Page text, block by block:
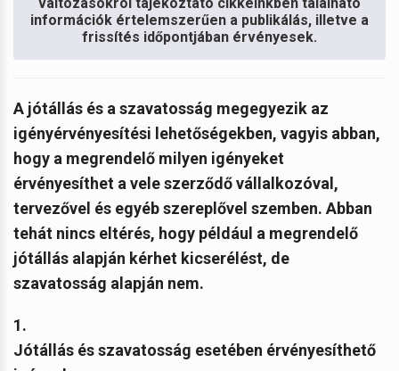
információk értelemszerűen a publikálás, illetve a
frissítés időpontjában érvényesek.
A jótállás és a szavatosság megegyezik az
igényérvényesítési lehetőségekben, vagyis abban,
hogy a megrendelő milyen igényeket
érvényesíthet a vele szerződő vállalkozóval,
tervezővel és egyéb szereplővel szemben. Abban
tehát nincs eltérés, hogy például a megrendelő
jótállás alapján kérhet kicserélést, de
szavatosság alapján nem.
1.
Jótállás és szavatosság esetében érvényesíthető